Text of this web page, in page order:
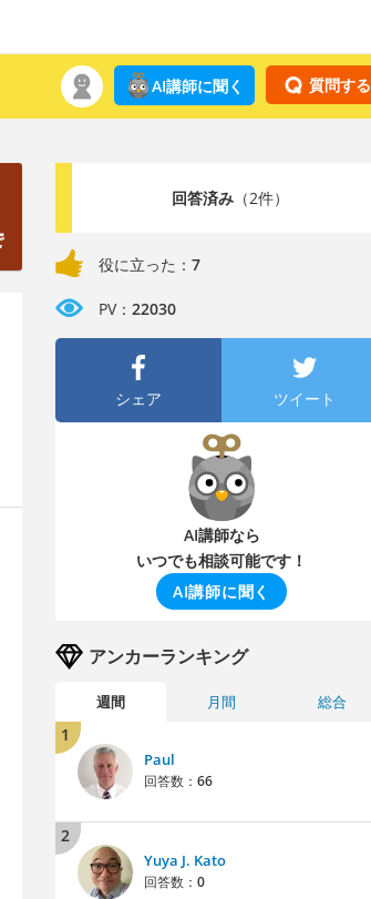
質問する
AI講師に聞く
回答済み（2件）
役に立った： 7
PV： 22030
シェア ツイート
AI講師なら
いつでも相談可能です！
AI講師に聞く
アンカーランキング
週間 月間 総合
1
Paul
回答数： 66
2
Yuya J. Kato
回答数： 0